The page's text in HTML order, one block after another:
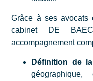
Grâce à ses avocats
cabinet DE
accompagnement
Définition de